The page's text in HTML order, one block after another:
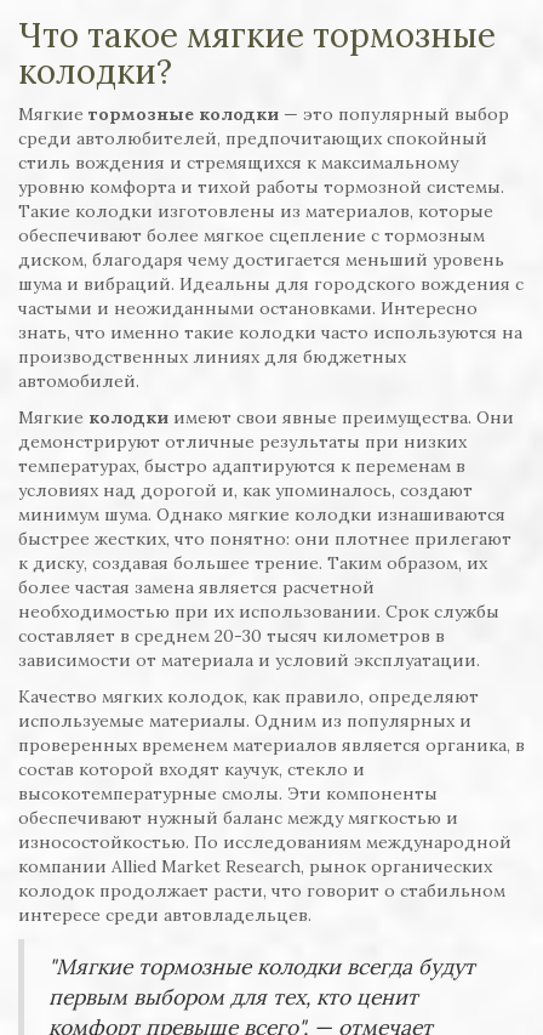
Что такое мягкие тормозные
колодки?
Мягкие тормозные колодки — это популярный выбор
среди автолюбителей, предпочитающих спокойный
стиль вождения и стремящихся к максимальному
уровню комфорта и тихой работы тормозной системы.
Такие колодки изготовлены из материалов, которые
обеспечивают более мягкое сцепление с тормозным
диском, благодаря чему достигается меньший уровень
шума и вибраций. Идеальны для городского вождения с
частыми и неожиданными остановками. Интересно
знать, что именно такие колодки часто используются на
производственных линиях для бюджетных
автомобилей.
Мягкие колодки имеют свои явные преимущества. Они
демонстрируют отличные результаты при низких
температурах, быстро адаптируются к переменам в
условиях над дорогой и, как упоминалось, создают
минимум шума. Однако мягкие колодки изнашиваются
быстрее жестких, что понятно: они плотнее прилегают
к диску, создавая большее трение. Таким образом, их
более частая замена является расчетной
необходимостью при их использовании. Срок службы
составляет в среднем 20-30 тысяч километров в
зависимости от материала и условий эксплуатации.
Качество мягких колодок, как правило, определяют
используемые материалы. Одним из популярных и
проверенных временем материалов является органика, в
состав которой входят каучук, стекло и
высокотемпературные смолы. Эти компоненты
обеспечивают нужный баланс между мягкостью и
износостойкостью. По исследованиям международной
компании Allied Market Research, рынок органических
колодок продолжает расти, что говорит о стабильном
интересе среди автовладельцев.
"Мягкие тормозные колодки всегда будут
первым выбором для тех, кто ценит
комфорт превыше всего", — отмечает